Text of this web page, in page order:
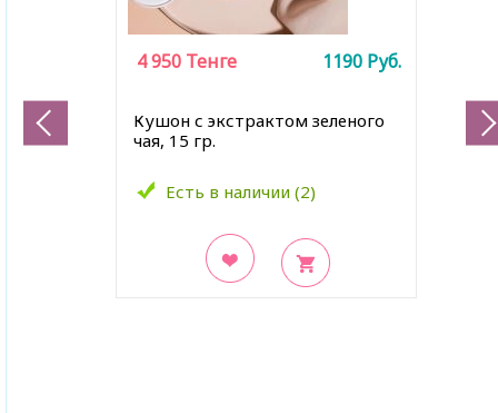
Кушон с экстрактом зеленого
чая, 15 гр.
Есть в наличии (2)
4 950 Тенге 1190 Руб.